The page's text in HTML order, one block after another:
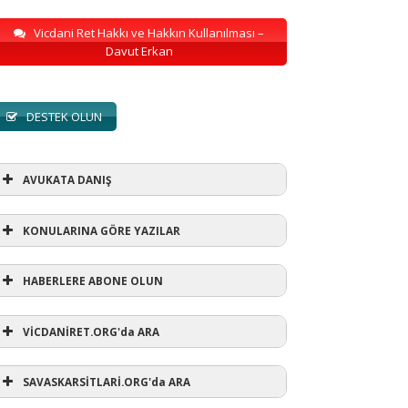
Vicdani Ret Hakkı ve Hakkın Kullanılması –
Davut Erkan
DESTEK OLUN
AVUKATA DANIŞ
AVUKATA DANIŞ
KONULARINA GÖRE YAZILAR
KONULARINA GÖRE YAZILAR
(1)
ihtarı(3)
HABERLERE ABONE OLUN
VİCDANİRET.ORG'da ARA
SAVASKARSİTLARİ.ORG'da ARA